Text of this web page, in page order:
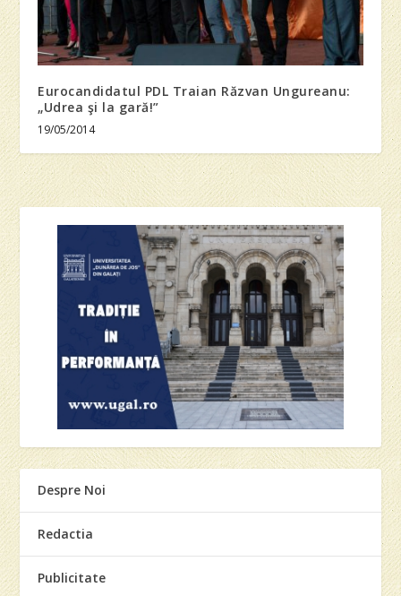
Eurocandidatul PDL Traian Răzvan Ungureanu:
„Udrea şi la gară!”
19/05/2014
Despre Noi
Redactia
Publicitate